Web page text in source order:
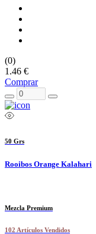
(0)
1.46 €
Comprar
50 Grs
Rooibos Orange Kalahari
Mezcla Premium
102 Artículos Vendidos